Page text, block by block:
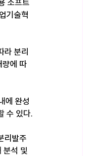
소프트
기술혁
라 분리
에 따
에 완성
수 있다.
리발주
분석 및